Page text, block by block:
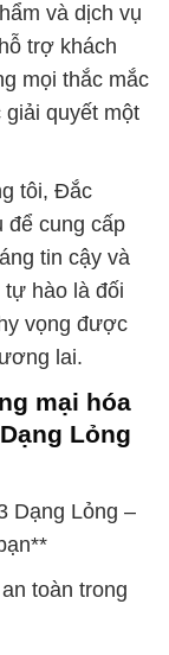
và dịch vụ
trợ khách
mọi thắc mắc
quyết một
tôi, Đắc
để cung cấp
tin cậy và
hào là đối
vọng được
lai.
mại hóa
Lỏng
Dạng Lỏng –
toàn trong